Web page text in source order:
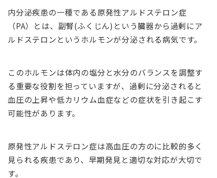
内分泌疾患の一種である原発性アルドステロン症
（PA）とは、副腎(ふくじん)という臓器から過剰にア
ルドステロンというホルモンが分泌される病気です。
このホルモンは体内の塩分と水分のバランスを調整す
る重要な役割を担っていますが、過剰に分泌されると
血圧の上昇や低カリウム血症などの症状を引き起こす
可能性があります。
原発性アルドステロン症は高血圧の方のに比較的多く
見られる疾患であり、早期発見と適切な対応が大切で
す。